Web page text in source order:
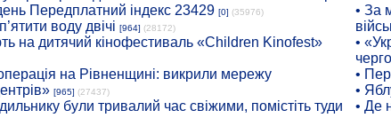
Передплатний індекс 23429 [0] (35976)
воду двічі [964] (28172)
на дитячий кінофестиваль «Children Kinofest»
на Рівненщині: викрили мережу
[965] (27437)
були тривалий час свіжими, помістіть туди
• За
•
•
•
• Де